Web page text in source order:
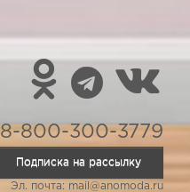
8-800-300-3779
Подписка на рассылку
Эл. почта: mail@anomoda.ru